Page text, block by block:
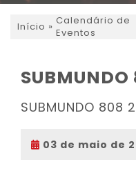
Início » Calendário de
Eventos
SUBMUNDO 808
03 de maio de